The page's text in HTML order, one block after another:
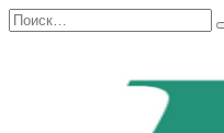
Перейти
к
Search
for: